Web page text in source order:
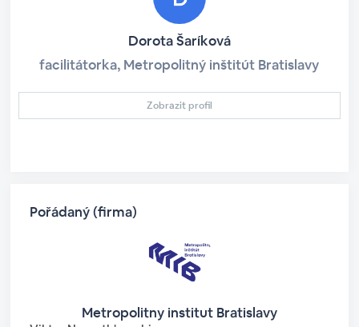
Dorota Šaríková
facilitátorka, Metropolitný inštitút Bratislavy
Zobrazit profil
Pořádaný (firma)
Metropolitny institut Bratislavy